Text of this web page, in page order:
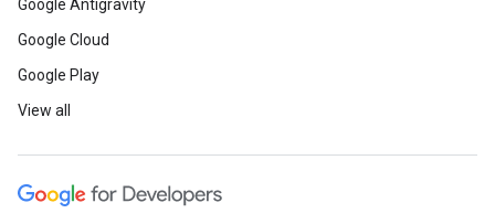
Google Antigravity
Google Cloud
Google Play
View all